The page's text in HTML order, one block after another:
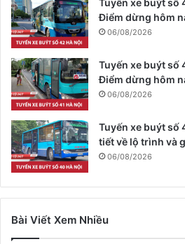
Tuyến xe buýt số
Điểm dừng hôm
06/08/2026
Tuyến xe buýt số
Điểm dừng hôm
06/08/2026
Tuyến xe buýt số
tiết về lộ trình và
06/08/2026
Bài Viết Xem Nhiều